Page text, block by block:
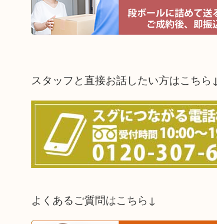
スタッフと直接お話したい方はこちら↓
よくあるご質問はこちら↓